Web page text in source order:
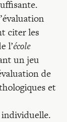
citer les
l’école
un jeu
de
et